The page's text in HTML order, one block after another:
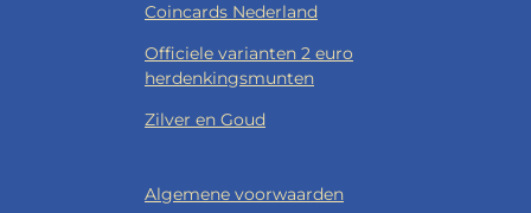
Coincards Nederland
Officiele varianten 2 euro
herdenkingsmunten
Zilver en Goud
Algemene voorwaarden